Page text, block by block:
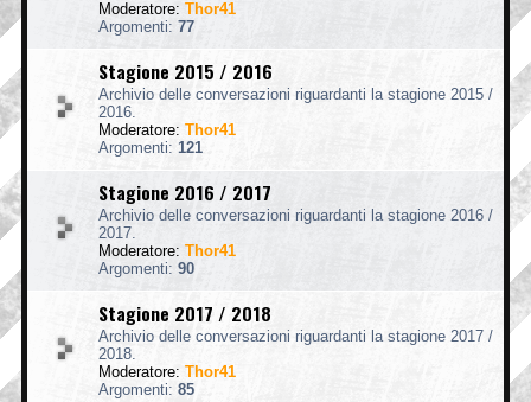
Moderatore: Thor41
Argomenti: 77
Stagione 2015 / 2016
Archivio delle conversazioni riguardanti la stagione 2015 /
2016.
Moderatore: Thor41
Argomenti: 121
Stagione 2016 / 2017
Archivio delle conversazioni riguardanti la stagione 2016 /
2017.
Moderatore: Thor41
Argomenti: 90
Stagione 2017 / 2018
Archivio delle conversazioni riguardanti la stagione 2017 /
2018.
Moderatore: Thor41
Argomenti: 85